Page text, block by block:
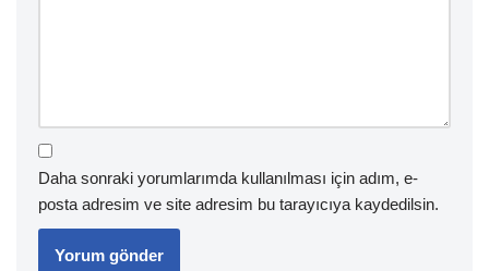
Daha sonraki yorumlarımda kullanılması için adım, e-
posta adresim ve site adresim bu tarayıcıya kaydedilsin.